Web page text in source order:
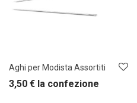
Aghi per Modista Assortiti
3,50 € la confezione